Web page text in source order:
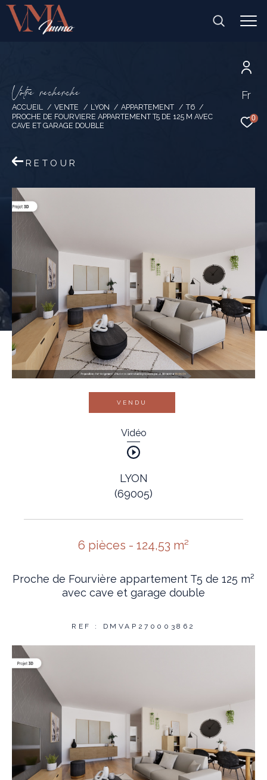
Fr
0
Votre recherche
ACCUEIL VENTE LYON APPARTEMENT
T6
PROCHE DE FOURVIERE APPARTEMENT T5 DE 125 M AVEC
CAVE ET GARAGE DOUBLE
RETOUR
VENDU
Vidéo
LYON
(69005)
6 pièces - 124,53 m²
Proche de Fourvière appartement T5 de 125 m²
avec cave et garage double
REF : DMVAP270003862